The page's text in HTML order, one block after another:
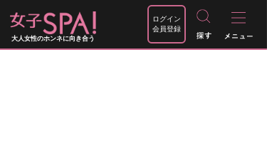
大人女性のホンネに向き合う
ログイン
会員登録